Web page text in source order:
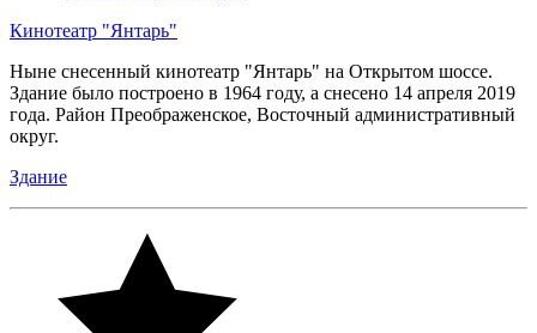
Кинотеатр "Янтарь"
Ныне снесенный кинотеатр "Янтарь" на Открытом шоссе.
Здание было построено в 1964 году, а снесено 14 апреля 2019
года. Район Преображенское, Восточный административный
округ.
Здание